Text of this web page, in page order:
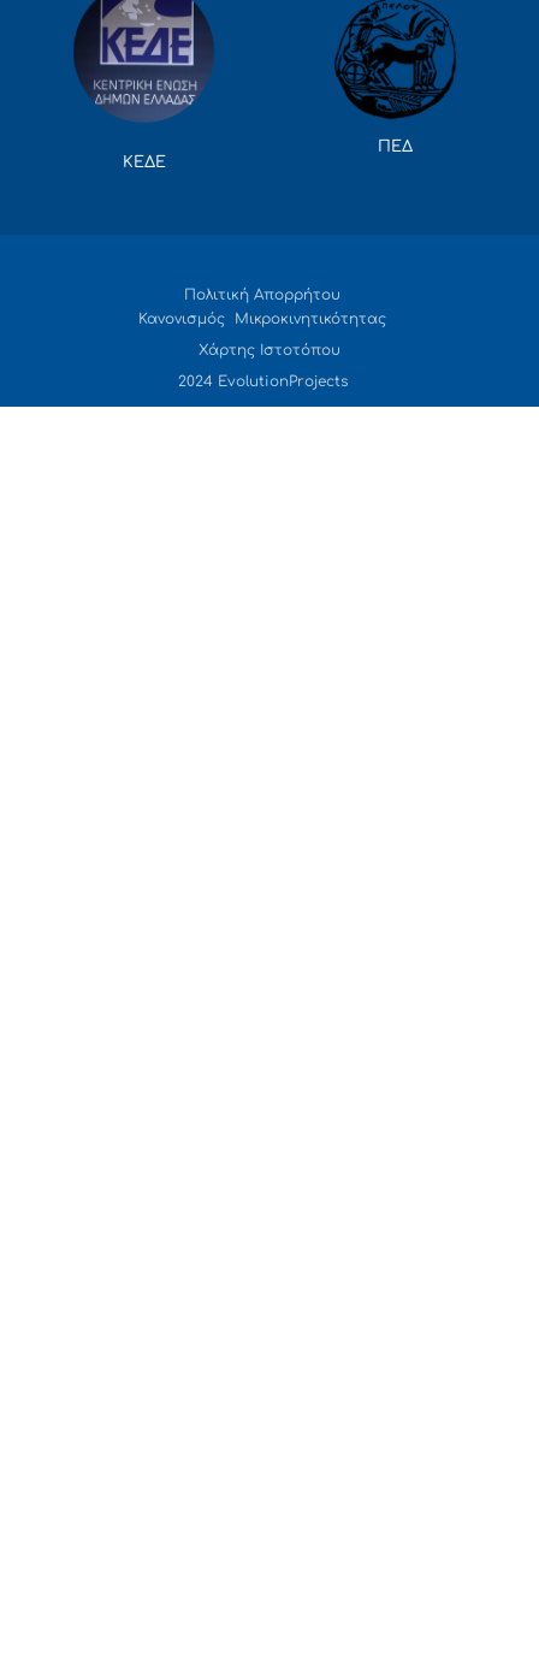
ΚΕΔΕ
ΠΕΔ
Πολιτική Απορρήτου
Κανονισμός Μικροκινητικότητας
Χάρτης Ιστοτόπου
2024 EvolutionProjects